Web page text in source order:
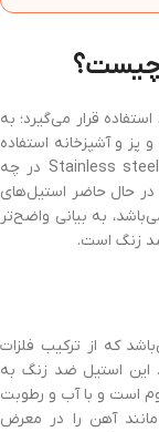
چیست؟
قرار می‌گیرد؛ به
و آشپزخانه استفاده
می‌شود. اما تفاوت میان استیل و استنلس استیل Stainless steel در چه
حال حاضر استیل‌های
به بیانی واضح‌تر
زنگ است.
که از ترکیب فلزات
استیل ضد زنگ به
است و با آب و رطوبت
آهن را در معرض